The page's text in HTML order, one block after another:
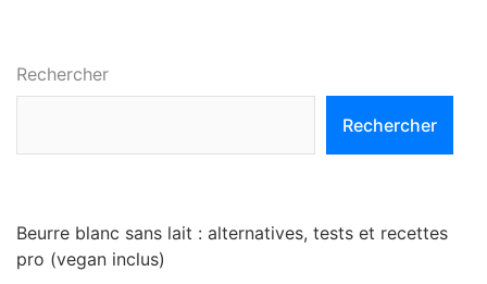
Rechercher
Rechercher
Beurre blanc sans lait : alternatives, tests et recettes
pro (vegan inclus)